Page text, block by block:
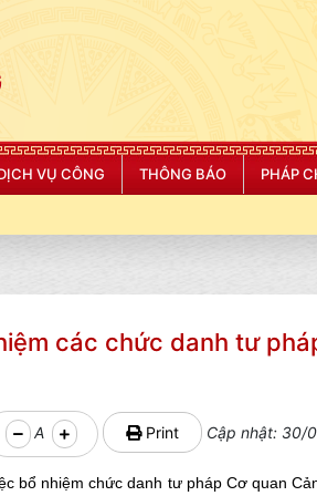
VỤ CÔNG THÔNG BÁO PHÁP
các chức danh tư
A Print Cập nhật: 30/
bổ nhiệm chức danh tư pháp Cơ quan